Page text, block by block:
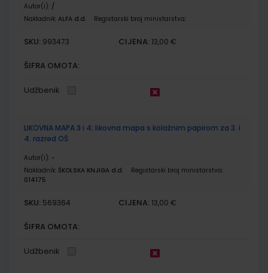
Autor(i): /
Nakladnik: ALFA d.d. Registarski broj ministarstva:
SKU: 993473 CIJENA: 13,00 €
ŠIFRA OMOTA:
Udžbenik
LIKOVNA MAPA 3 i 4; likovna mapa s kolažnim papirom za 3. i
4. razred OŠ
Autor(i): -
Nakladnik: ŠKOLSKA KNJIGA d.d.
Registarski broj ministarstva:
014175
SKU: 569364 CIJENA: 13,00 €
ŠIFRA OMOTA:
Udžbenik